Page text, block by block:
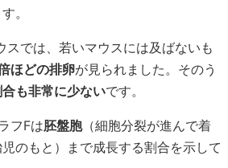
。
スでは、若いマウスには及ばないも
ほどの排卵が見られました。そのう
も非常に少ないです。
フFは胚盤胞（細胞分裂が進んで着
のもと）まで成長する割合を示して